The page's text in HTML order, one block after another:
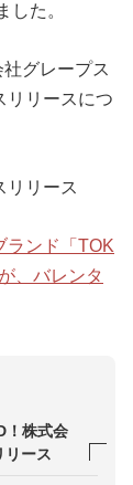
した。
グレープス
リリースにつ
リリース
ランド「TOK
、バレンタ
！株式会
リース